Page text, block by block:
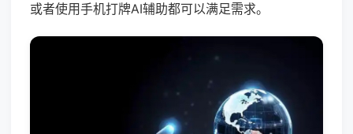
或者使用手机打牌AI辅助都可以满足需求。